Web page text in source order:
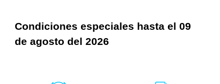
Condiciones especiales hasta el 09
de agosto del 2026